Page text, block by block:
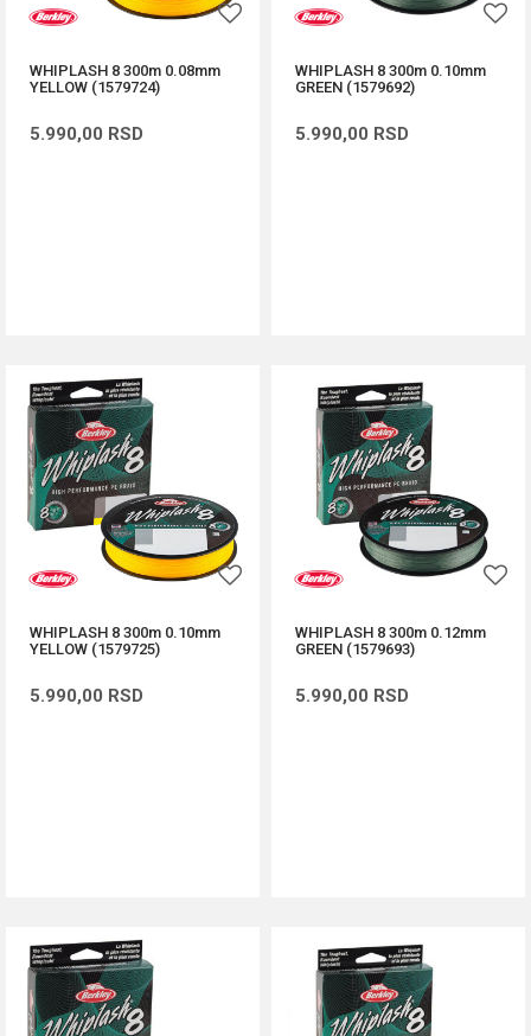
WHIPLASH 8 300m 0.08mm
YELLOW (1579724)
5.990,00 RSD
WHIPLASH 8 300m 0.10mm
GREEN (1579692)
5.990,00 RSD
WHIPLASH 8 300m 0.10mm
YELLOW (1579725)
5.990,00 RSD
WHIPLASH 8 300m 0.12mm
GREEN (1579693)
5.990,00 RSD